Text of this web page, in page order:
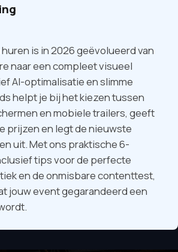
huren is in 2026 geëvolueerd van
naar een compleet visueel
AI-optimalisatie en slimme
helpt je bij het kiezen tussen
en mobiele trailers, geeft
prijzen en legt de nieuwste
uit. Met ons praktische 6-
tips voor de perfecte
en de onmisbare contenttest,
jouw event gegarandeerd een